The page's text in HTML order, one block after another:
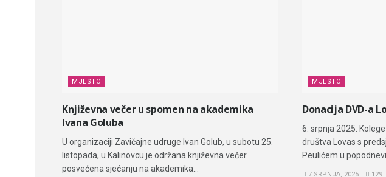
MJESTO
Književna večer u spomen na akademika
Ivana Goluba
U organizaciji Zavičajne udruge Ivan Golub, u subotu 25.
listopada, u Kalinovcu je održana književna večer
posvećena sjećanju na akademika...
MJESTO
Donacija DVD-a
6. srpnja 2025.
društva Lovas s
Peulićem u
7 SRPNJA, 2025 129